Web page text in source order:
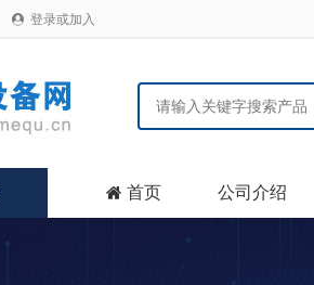
 登录或加入
 首页 公司介绍